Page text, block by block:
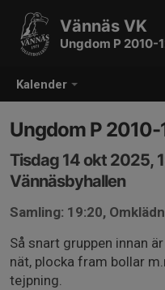
Kalender
Vännäs VK
Ungdom P 2010-
Ungdom P 2010-
Tisdag 14 okt 2025,
Vännäsbyhallen
Samling: 19:20,
Så snart gruppen innan
nät, plocka fram bollar
tejpning.